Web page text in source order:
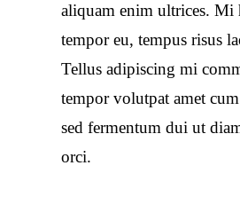
aliquam enim ultrices. Mi
tempor eu, tempus risus
Tellus adipiscing mi
tempor volutpat amet
sed fermentum dui ut
orci.